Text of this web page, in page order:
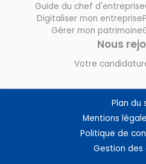
Guide du chef d'entreprise
Digitaliser mon entreprise
Gérer mon patrimoine
Nous
Votre
Plan du
Mentions
Politique de
Gestion des